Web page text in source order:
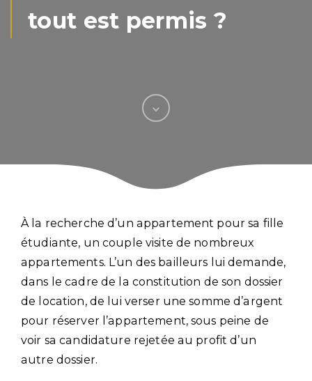
tout est permis ?
À la recherche d’un appartement pour sa fille
étudiante, un couple visite de nombreux
appartements. L’un des bailleurs lui demande,
dans le cadre de la constitution de son dossier
de location, de lui verser une somme d’argent
pour réserver l’appartement, sous peine de
voir sa candidature rejetée au profit d’un
autre dossier.